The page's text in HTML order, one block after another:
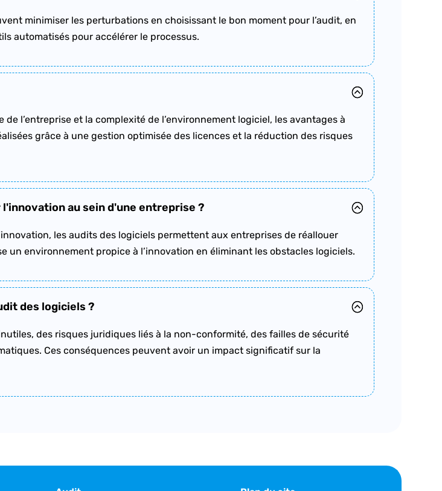
minimiser les perturbations en choisissant le bon moment pour l’audit, en
automatisés pour accélérer le processus.
l’entreprise et la complexité de l’environnement logiciel, les avantages à
grâce à une gestion optimisée des licences et la réduction des risques
au sein d'une entreprise ?
les audits des logiciels permettent aux entreprises de réallouer
un environnement propice à l’innovation en éliminant les obstacles logiciels.
des logiciels ?
des risques juridiques liés à la non-conformité, des failles de sécurité
Ces conséquences peuvent avoir un impact significatif sur la